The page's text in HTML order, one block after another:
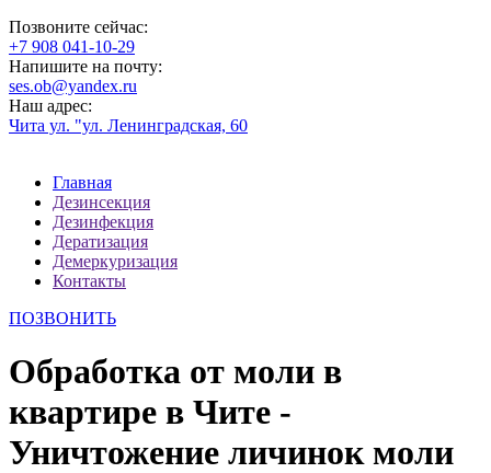
Позвоните сейчас:
‪+7 908 041-10-29
Напишите на почту:
ses.ob@yandex.ru
Наш адрес:
Чита ул. "ул. Ленинградская, 60
Главная
Дезинсекция
Дезинфекция
Дератизация
Демеркуризация
Контакты
ПОЗВОНИТЬ
Обработка от моли в
квартире в Чите -
Уничтожение личинок моли